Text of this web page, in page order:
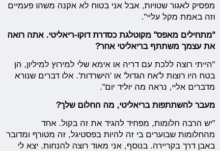
מפסיק לאגור שטויות, אבל אני בטוח לא אקנה משהו פעמיים
וזה באמת מקל עליי".
"מתחילים מאפס" מקוטלגת כסדרת דוקו-ריאליטי. אתה רואה
את עצמך משתתף בריאליטי אחר?
"הייתי רוצה ללכת עם דריה או אימא שלי למירוץ למיליון, הן
בטח היו רוצות ל'אח הגדול' או 'הישרדות'. אלו דברים שנורא
מדברים אליי, נראה מה יוליד יום".
מעבר להשתתפות בריאליטי, מה החלום שלך?
"יש הרבה חלומות, מפחיד להגיד את זה בקול. אחד
מהחלומות שבוערים בי זה להיות בפסטיגל, זה מטורף ומדובר
באבן דרך בקריירה. בנוסף, אני מאוד רוצה להנחות. יצא לי